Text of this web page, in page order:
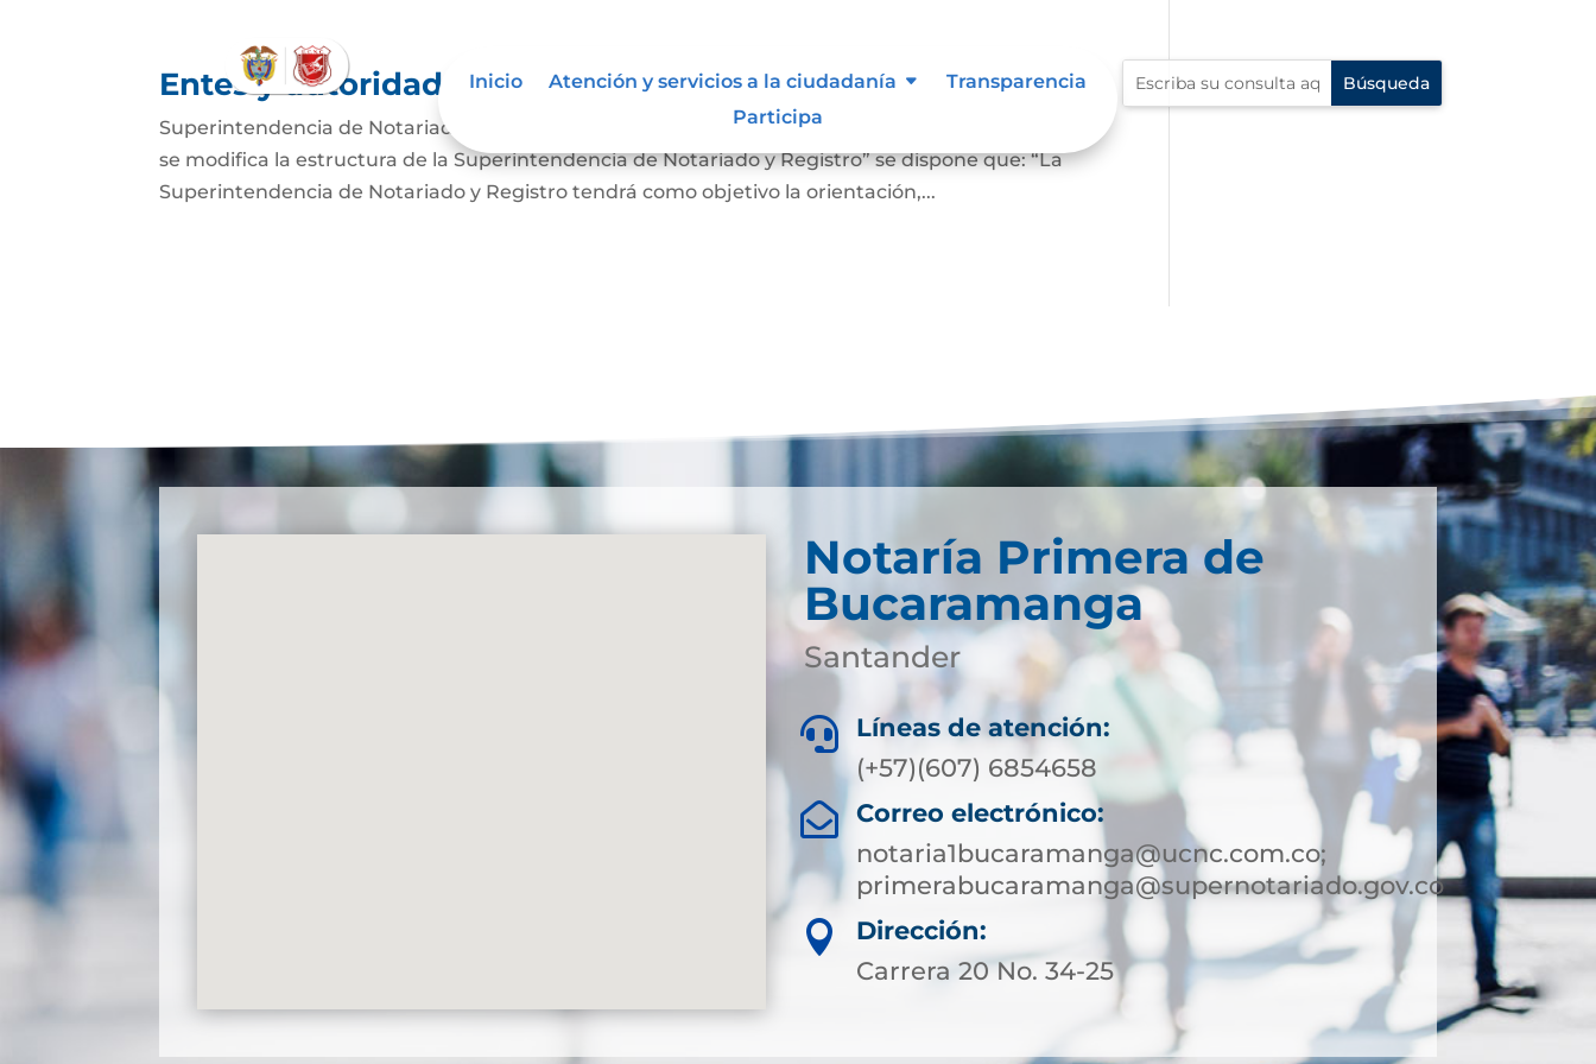
Inicio Atención y servicios a la ciudadanía
Transparencia
Participa
Entes y autoridades que lo vigilan
Superintendencia de Notariado y Registro En el Artículo 4 del Decreto 2723 de 2014, “Por el cual
se modifica la estructura de la Superintendencia de Notariado y Registro” se dispone que: “La
Superintendencia de Notariado y Registro tendrá como objetivo la orientación,...
Notaría Primera de
Bucaramanga
Santander

Líneas de atención:
(+57)(607) 6854658

Correo electrónico:
notaria1bucaramanga@ucnc.com.co;
primerabucaramanga@supernotariado.gov.co

Dirección:
Carrera 20 No. 34-25